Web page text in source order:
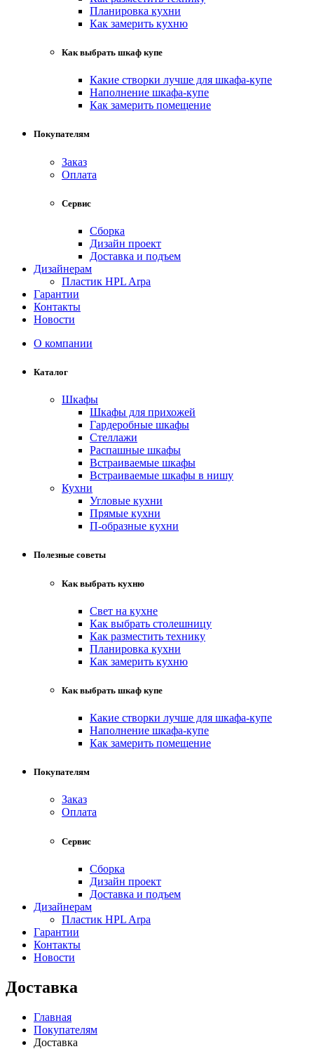
Планировка кухни
Как замерить кухню
Как выбрать шкаф купе
Какие створки лучше для шкафа-купе
Наполнение шкафа-купе
Как замерить помещение
Покупателям
Заказ
Оплата
Сервис
Сборка
Дизайн проект
Доставка и подъем
Дизайнерам
Пластик HPL Arpa
Гарантии
Контакты
Новости
О компании
Каталог
Шкафы
Шкафы для прихожей
Гардеробные шкафы
Стеллажи
Распашные шкафы
Встраиваемые шкафы
Встраиваемые шкафы в нишу
Кухни
Угловые кухни
Прямые кухни
П-образные кухни
Полезные советы
Как выбрать кухню
Свет на кухне
Как выбрать столешницу
Как разместить технику
Планировка кухни
Как замерить кухню
Как выбрать шкаф купе
Какие створки лучше для шкафа-купе
Наполнение шкафа-купе
Как замерить помещение
Покупателям
Заказ
Оплата
Сервис
Сборка
Дизайн проект
Доставка и подъем
Дизайнерам
Пластик HPL Arpa
Гарантии
Контакты
Новости
Доставка
Главная
Покупателям
Доставка